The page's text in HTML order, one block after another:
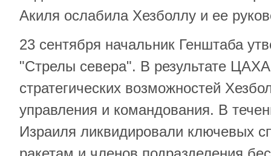
Акиля ослабила Хезболлу и ее
23 сентября начальник Генштаба
"Стрелы севера". В результате
стратегических возможностей
управления и командования. В
Израиля ликвидировали ключевых